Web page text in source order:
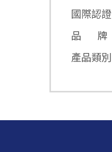
國際認證
品 牌
產品類別